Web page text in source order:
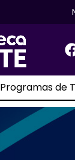
Programas de